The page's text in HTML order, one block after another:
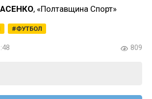
, «Полтавщина Спорт»
ФУТБОЛ
809